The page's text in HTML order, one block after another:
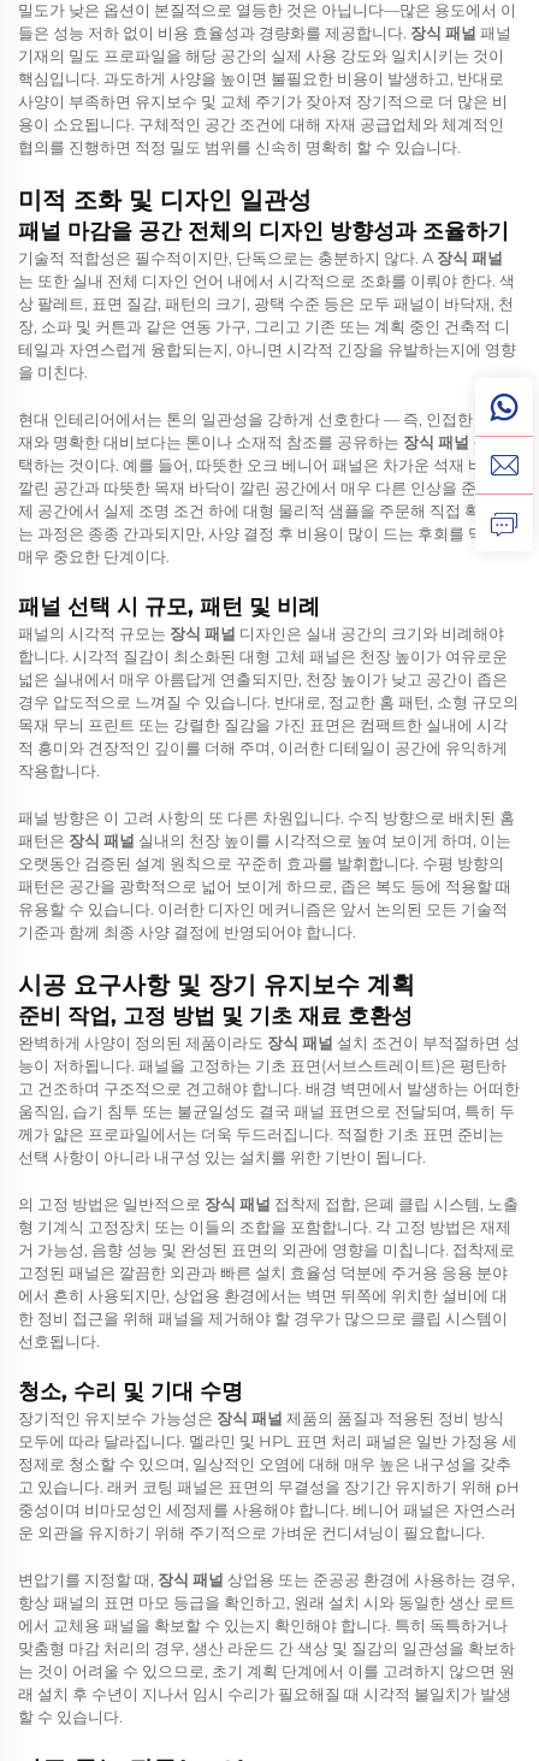
밀도가 낮은 옵션이 본질적으로 열등한 것은 아닙니다—많은 용도에서 이
들은 성능 저하 없이 비용 효율성과 경량화를 제공합니다. 장식 패널 패널
기재의 밀도 프로파일을 해당 공간의 실제 사용 강도와 일치시키는 것이
핵심입니다. 과도하게 사양을 높이면 불필요한 비용이 발생하고, 반대로
사양이 부족하면 유지보수 및 교체 주기가 잦아져 장기적으로 더 많은 비
용이 소요됩니다. 구체적인 공간 조건에 대해 자재 공급업체와 체계적인
협의를 진행하면 적정 밀도 범위를 신속히 명확히 할 수 있습니다.
미적 조화 및 디자인 일관성
패널 마감을 공간 전체의 디자인 방향성과 조율하기
기술적 적합성은 필수적이지만, 단독으로는 충분하지 않다. A 장식 패널
는 또한 실내 전체 디자인 언어 내에서 시각적으로 조화를 이뤄야 한다. 색
상 팔레트, 표면 질감, 패턴의 크기, 광택 수준 등은 모두 패널이 바닥재, 천
장, 소파 및 커튼과 같은 연동 가구, 그리고 기존 또는 계획 중인 건축적 디
테일과 자연스럽게 융합되는지, 아니면 시각적 긴장을 유발하는지에 영향
을 미친다.
현대 인테리어에서는 톤의 일관성을 강하게 선호한다 — 즉, 인접한 마감
재와 명확한 대비보다는 톤이나 소재적 참조를 공유하는 장식 패널 를 선
택하는 것이다. 예를 들어, 따뜻한 오크 베니어 패널은 차가운 석재 바닥이
깔린 공간과 따뜻한 목재 바닥이 깔린 공간에서 매우 다른 인상을 준다. 실
제 공간에서 실제 조명 조건 하에 대형 물리적 샘플을 주문해 직접 확인하
는 과정은 종종 간과되지만, 사양 결정 후 비용이 많이 드는 후회를 막는 데
매우 중요한 단계이다.
패널 선택 시 규모, 패턴 및 비례
패널의 시각적 규모는 장식 패널 디자인은 실내 공간의 크기와 비례해야
합니다. 시각적 질감이 최소화된 대형 고체 패널은 천장 높이가 여유로운
넓은 실내에서 매우 아름답게 연출되지만, 천장 높이가 낮고 공간이 좁은
경우 압도적으로 느껴질 수 있습니다. 반대로, 정교한 홈 패턴, 소형 규모의
목재 무늬 프린트 또는 강렬한 질감을 가진 표면은 컴팩트한 실내에 시각
적 흥미와 견장적인 깊이를 더해 주며, 이러한 디테일이 공간에 유익하게
작용합니다.
패널 방향은 이 고려 사항의 또 다른 차원입니다. 수직 방향으로 배치된 홈
패턴은 장식 패널 실내의 천장 높이를 시각적으로 높여 보이게 하며, 이는
오랫동안 검증된 설계 원칙으로 꾸준히 효과를 발휘합니다. 수평 방향의
패턴은 공간을 광학적으로 넓어 보이게 하므로, 좁은 복도 등에 적용할 때
유용할 수 있습니다. 이러한 디자인 메커니즘은 앞서 논의된 모든 기술적
기준과 함께 최종 사양 결정에 반영되어야 합니다.
시공 요구사항 및 장기 유지보수 계획
준비 작업, 고정 방법 및 기초 재료 호환성
완벽하게 사양이 정의된 제품이라도 장식 패널 설치 조건이 부적절하면 성
능이 저하됩니다. 패널을 고정하는 기초 표면(서브스트레이트)은 평탄하
고 건조하며 구조적으로 견고해야 합니다. 배경 벽면에서 발생하는 어떠한
움직임, 습기 침투 또는 불균일성도 결국 패널 표면으로 전달되며, 특히 두
께가 얇은 프로파일에서는 더욱 두드러집니다. 적절한 기초 표면 준비는
선택 사항이 아니라 내구성 있는 설치를 위한 기반이 됩니다.
의 고정 방법은 일반적으로 장식 패널 접착제 접합, 은폐 클립 시스템, 노출
형 기계식 고정장치 또는 이들의 조합을 포함합니다. 각 고정 방법은 재제
거 가능성, 음향 성능 및 완성된 표면의 외관에 영향을 미칩니다. 접착제로
고정된 패널은 깔끔한 외관과 빠른 설치 효율성 덕분에 주거용 응용 분야
에서 흔히 사용되지만, 상업용 환경에서는 벽면 뒤쪽에 위치한 설비에 대
한 정비 접근을 위해 패널을 제거해야 할 경우가 많으므로 클립 시스템이
선호됩니다.
청소, 수리 및 기대 수명
장기적인 유지보수 가능성은 장식 패널 제품의 품질과 적용된 정비 방식
모두에 따라 달라집니다. 멜라민 및 HPL 표면 처리 패널은 일반 가정용 세
정제로 청소할 수 있으며, 일상적인 오염에 대해 매우 높은 내구성을 갖추
고 있습니다. 래커 코팅 패널은 표면의 무결성을 장기간 유지하기 위해 pH
중성이며 비마모성인 세정제를 사용해야 합니다. 베니어 패널은 자연스러
운 외관을 유지하기 위해 주기적으로 가벼운 컨디셔닝이 필요합니다.
변압기를 지정할 때, 장식 패널 상업용 또는 준공공 환경에 사용하는 경우,
항상 패널의 표면 마모 등급을 확인하고, 원래 설치 시와 동일한 생산 로트
에서 교체용 패널을 확보할 수 있는지 확인해야 합니다. 특히 독특하거나
맞춤형 마감 처리의 경우, 생산 라운드 간 색상 및 질감의 일관성을 확보하
는 것이 어려울 수 있으므로, 초기 계획 단계에서 이를 고려하지 않으면 원
래 설치 후 수년이 지나서 임시 수리가 필요해질 때 시각적 불일치가 발생
할 수 있습니다.